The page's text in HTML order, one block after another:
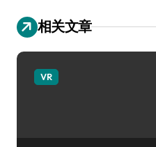
相关文章
VR